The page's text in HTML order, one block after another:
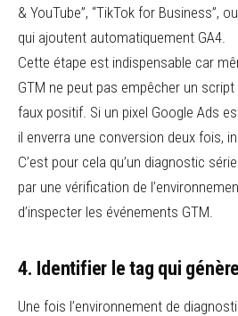
& YouTube”, “TikTok for Business”,
qui ajoutent automatiquement GA4.
Cette étape est indispensable car
GTM ne peut pas empêcher un script
faux positif. Si un pixel Google Ads
il enverra une conversion deux fois,
C’est pour cela qu’un diagnostic
par une vérification de
d’inspecter les événements GTM.
4. Identifier le tag qui
Une fois l’environnement de